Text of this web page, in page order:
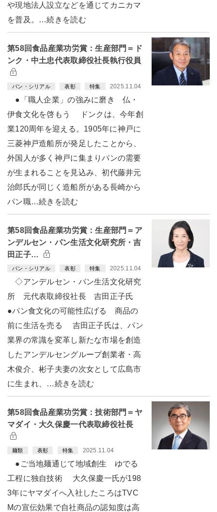
や現地法人設立などを通じてカニカマ
を普及。…続きを読む
第58回食品産業功労賞：生産部門＝ド
ンク・中土忠代表取締役社長執行役員
パン・シリアル 表彰 特集 2025.11.04
●「職人企業」の強みに磨き 仏・
伊食文化を啓もう ドンクは、今年創
業120周年を迎える。1905年に神戸に
三菱神戸造船所が発足したことから、
外国人が多く神戸に集まりパンの需要
が生まれることを見込み、初代藤井元
治郎氏が同じく造船所がある長崎から
パン職…続きを読む
第58回食品産業功労賞：生産部門＝ア
ンデルセン・パン生活文化研究所・吉
田正子…
パン・シリアル 表彰 特集 2025.11.04
◇アンデルセン・パン生活文化研究
所 元代表取締役社長 吉田正子氏
●パン食文化の可能性広げる 商品の
前に生活を売る 吉田正子氏は、パン
業界の常識を変革し新たな市場を創造
したアンデルセングループ創業者・高
木俊介、彬子夫妻の次女として広島市
に生まれ、…続きを読む
第58回食品産業功労賞：技術部門＝ヤ
マダイ・大久保慶一代表取締役社長
麺類 表彰 特集 2025.11.04
●ご当地麺通じて地域創生 ゆでる
工程に独自技術 大久保慶一氏が198
3年にヤマダイへ入社したころはTVC
Mの宣伝効果で自社商品の認知度は高